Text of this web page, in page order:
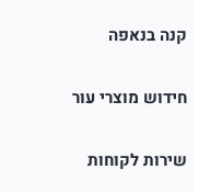
קנה בנאפה
חידוש מוצרי עור
שירות לקוחות